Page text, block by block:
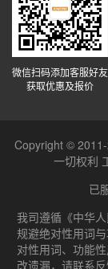
微信扫码添加客服好友
获取优惠及报价
Copyright ©
一切权利
已
我司遵循《中华
规避绝对性用词
对性用词、功能
改遗漏，请联系